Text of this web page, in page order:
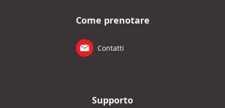
Come prenotare
Contatti
Supporto